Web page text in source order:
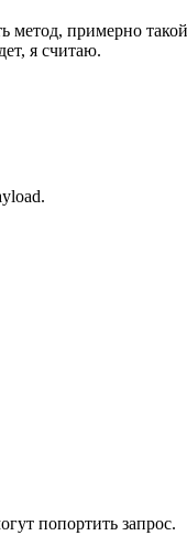
примерно
я считаю.
попортить запрос.